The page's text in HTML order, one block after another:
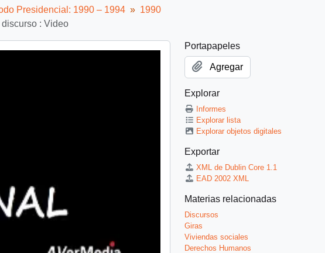
Presidencial: 1990 – 1994
1990
: Video
Portapapeles
Agregar
Explorar
Informes
Explorar lista
Explorar objetos digitales
Exportar
XML de Dublin Core 1.1
EAD 2002 XML
Materias relacionadas
Discursos
Giras
Viviendas sociales
Derechos Humanos